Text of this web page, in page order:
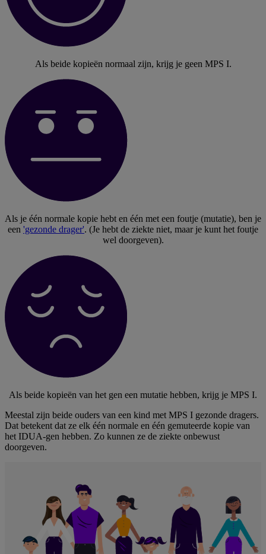
Als beide kopieën normaal zijn, krijg je geen MPS I.
Als je één normale kopie hebt en één met een foutje (mutatie), ben je
een 'gezonde drager'. (Je hebt de ziekte niet, maar je kunt het foutje
wel doorgeven).
Als beide kopieën van het gen een mutatie hebben, krijg je MPS I.
Meestal zijn beide ouders van een kind met MPS I gezonde dragers.
Dat betekent dat ze elk één normale en één gemuteerde kopie van
het IDUA-gen hebben. Zo kunnen ze de ziekte onbewust
doorgeven.